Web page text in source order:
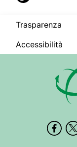
Trasparenza
Accessibilità